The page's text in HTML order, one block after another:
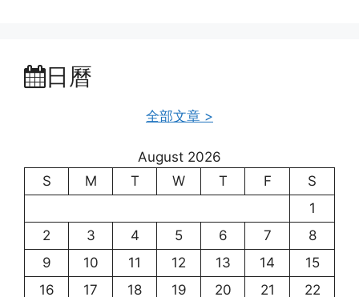
日曆
全部文章 >
August 2026
S
M T W T F
S
1
2
3 4 5 6 7
8
9
10 11 12 13 14
15
16
17 18 19 20 21 22